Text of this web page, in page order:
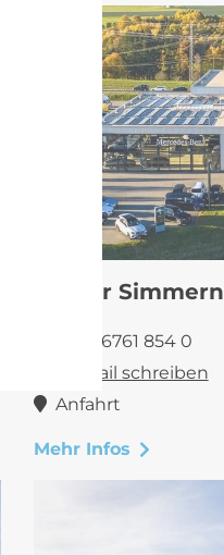
Center Simmern
+49 6761 854 0
E-Mail schreiben
Anfahrt
Mehr Infos